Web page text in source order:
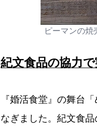
ピーマンの
紀文食品の協力
『婚活食堂』の舞台
なぎました。紀文食